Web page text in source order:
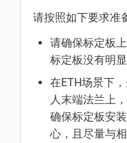
请按照如下要求准
请确保标定板
标定板没有明显
在ETH场景下
人末端法兰上
确保标定板安
心，且尽量与